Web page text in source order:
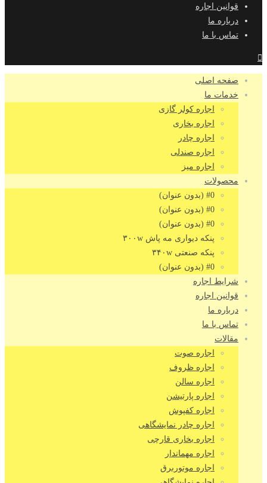
قوانین اجاره
درباره ما
تماس با ما
صفحه اصلی
خدمات ما
اجاره کولر گازی
اجاره بخاری
اجاره چادر
اجاره صندلی
اجاره میز
محصولات
#0 (بدون عنوان)
#0 (بدون عنوان)
#0 (بدون عنوان)
پنکه دیواری مه پاش ۳۰۰w
پنکه صنعتی ۳۴۰w
#0 (بدون عنوان)
شرایط اجاره
قوانین اجاره
درباره ما
تماس با ما
مقالات
اجاره صوت
اجاره ظروف
اجاره سالن
اجاره پارتیشن
اجاره کفپوش
اجاره چادر نمایشگاهی
اجاره بخاری قارچی
اجاره مهماندار
اجاره موتوربرق